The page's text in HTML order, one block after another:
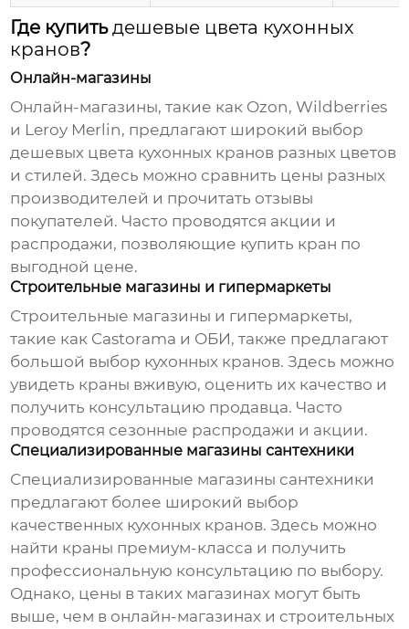
Где купитьдешевые цвета кухонных
кранов?
Онлайн-магазины
Онлайн-магазины, такие как Ozon, Wildberries
и Leroy Merlin, предлагают широкий выбор
дешевых цвета кухонных кранов разных цветов
и стилей. Здесь можно сравнить цены разных
производителей и прочитать отзывы
покупателей. Часто проводятся акции и
распродажи, позволяющие купить кран по
выгодной цене.
Строительные магазины и гипермаркеты
Строительные магазины и гипермаркеты,
такие как Castorama и ОБИ, также предлагают
большой выбор кухонных кранов. Здесь можно
увидеть краны вживую, оценить их качество и
получить консультацию продавца. Часто
проводятся сезонные распродажи и акции.
Специализированные магазины сантехники
Специализированные магазины сантехники
предлагают более широкий выбор
качественных кухонных кранов. Здесь можно
найти краны премиум-класса и получить
профессиональную консультацию по выбору.
Однако, цены в таких магазинах могут быть
выше, чем в онлайн-магазинах и строительных